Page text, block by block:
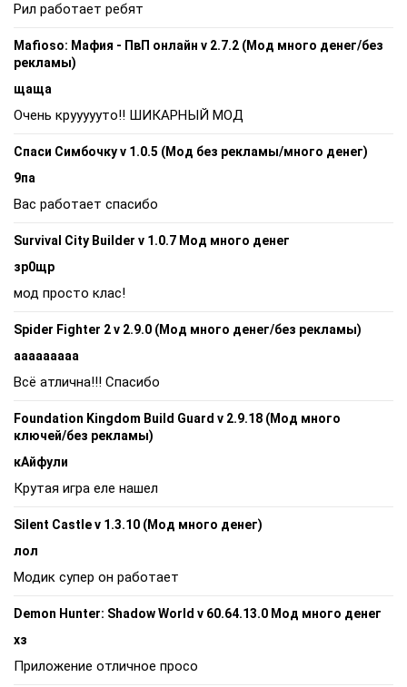
Рил работает ребят
Mafioso: Мафия - ПвП онлайн v 2.7.2 (Мод много денег/без
рекламы)
щаща
Очень круууууто!! ШИКАРНЫЙ МОД
Спаси Симбочку v 1.0.5 (Мод без рекламы/много денег)
9па
Вас работает спасибо
Survival City Builder v 1.0.7 Мод много денег
зр0щр
мод просто клас!
Spider Fighter 2 v 2.9.0 (Мод много денег/без рекламы)
ааааааааа
Всё атлична!!! Спасибо
Foundation Kingdom Build Guard v 2.9.18 (Мод много
ключей/без рекламы)
кАйфули
Крутая игра еле нашел
Silent Castle v 1.3.10 (Мод много денег)
лол
Модик супер он работает
Demon Hunter: Shadow World v 60.64.13.0 Мод много денег
хз
Приложение отличное просо